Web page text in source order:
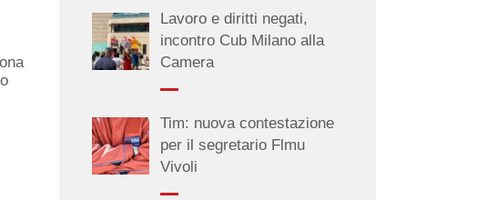
Lavoro e diritti negati,
incontro Cub Milano alla
Camera
Tim: nuova contestazione
per il segretario Flmu
Vivoli